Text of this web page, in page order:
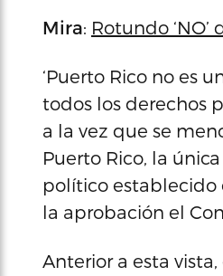
Mira: Rotundo
‘Puerto Rico no es
todos los derechos
a la vez que se
Puerto Rico, la
político establecido
la aprobación el
Anterior a esta